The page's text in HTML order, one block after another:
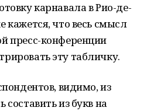
карнавала в Рио-де-
что весь смысл
пресс-конференции
эту табличку.
видимо, из
из букв на